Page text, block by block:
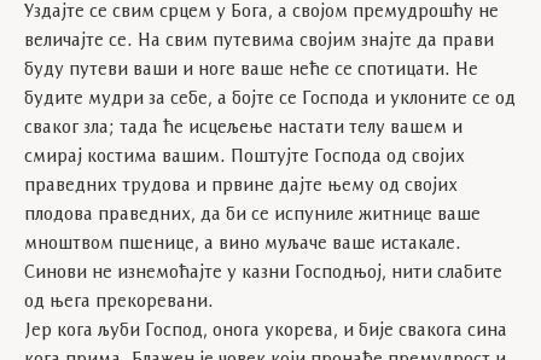
Уздајте се свим срцем у Бога, а својом премудрошћу не
величајте се. На свим путевима својим знајте да прави
буду путеви ваши и ноге ваше неће се спотицати. Не
будите мудри за себе, а бојте се Господа и уклоните се од
сваког зла; тада ће исцељење настати телу вашем и
смирај костима вашим. Поштујте Господа од својих
праведних трудова и првине дајте њему од својих
плодова праведних, да би се испуниле житнице ваше
мноштвом пшенице, а вино муљаче ваше истакале.
Синови не изнемоћајте у казни Господњој, нити слабите
од њега прекоревани.
Јер кога љуби Господ, онога укорева, и бије свакога сина